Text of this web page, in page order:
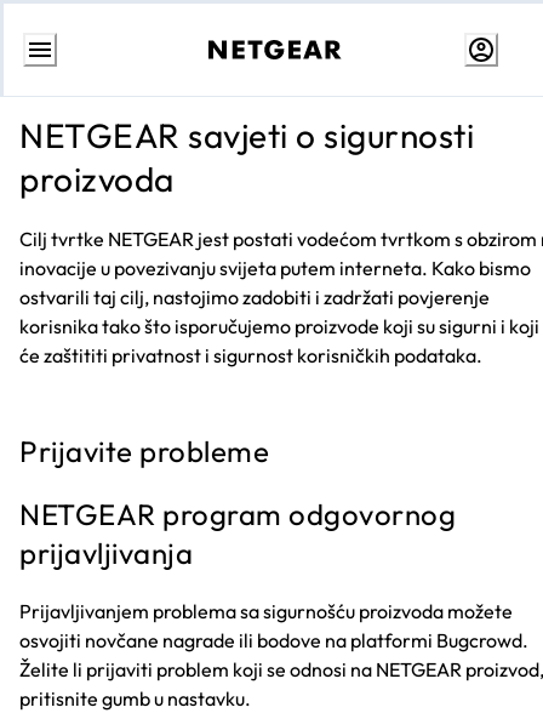
Skip
Content
NETGEAR savjeti o sigurnosti
proizvoda
Cilj tvrtke NETGEAR jest postati vodećom tvrtkom s obzirom
inovacije u povezivanju svijeta putem interneta. Kako bismo
ostvarili taj cilj, nastojimo zadobiti i zadržati povjerenje
korisnika tako što isporučujemo proizvode koji su sigurni i koji
će zaštititi privatnost i sigurnost korisničkih podataka.
Prijavite probleme
NETGEAR program odgovornog
prijavljivanja
Prijavljivanjem problema sa sigurnošću proizvoda možete
osvojiti novčane nagrade ili bodove na platformi Bugcrowd.
Želite li prijaviti problem koji se odnosi na NETGEAR proizvod,
pritisnite gumb u nastavku.